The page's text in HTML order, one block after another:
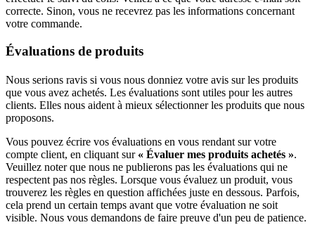
correcte. Sinon, vous ne recevrez pas les informations concernant
votre commande.
Évaluations de produits
Nous serions ravis si vous nous donniez votre avis sur les produits
que vous avez achetés. Les évaluations sont utiles pour les autres
clients. Elles nous aident à mieux sélectionner les produits que nous
proposons.
Vous pouvez écrire vos évaluations en vous rendant sur votre
compte client, en cliquant sur « Évaluer mes produits achetés ».
Veuillez noter que nous ne publierons pas les évaluations qui ne
respectent pas nos règles. Lorsque vous évaluez un produit, vous
trouverez les règles en question affichées juste en dessous. Parfois,
cela prend un certain temps avant que votre évaluation ne soit
visible. Nous vous demandons de faire preuve d'un peu de patience.